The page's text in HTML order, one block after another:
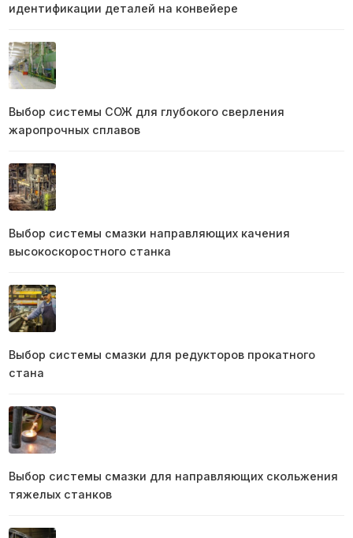
идентификации деталей на конвейере
Выбор системы СОЖ для глубокого сверления
жаропрочных сплавов
Выбор системы смазки направляющих качения
высокоскоростного станка
Выбор системы смазки для редукторов прокатного
стана
Выбор системы смазки для направляющих скольжения
тяжелых станков